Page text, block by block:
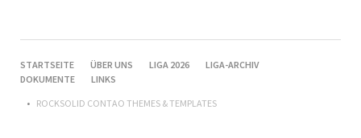
NAVIGATION
ÜBERSPRINGEN
STARTSEITE ÜBER UNS LIGA 2026
LIGA-ARCHIV
DOKUMENTE
LINKS
ROCKSOLID CONTAO THEMES & TEMPLATES